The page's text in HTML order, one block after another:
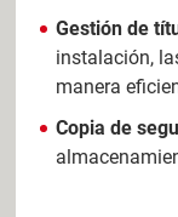
Gestión de
instalación,
manera
Copia de